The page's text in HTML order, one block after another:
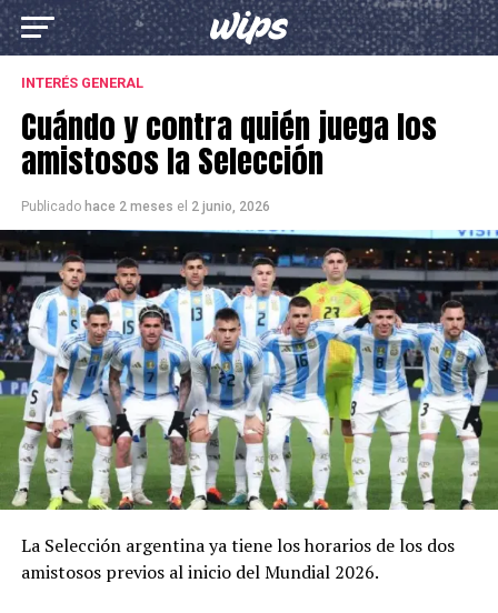
INTERÉS GENERAL
Cuándo y contra quién juega los
amistosos la Selección
Publicado hace 2 meses el 2 junio, 2026
La Selección argentina ya tiene los horarios de los dos
amistosos previos al inicio del Mundial 2026.